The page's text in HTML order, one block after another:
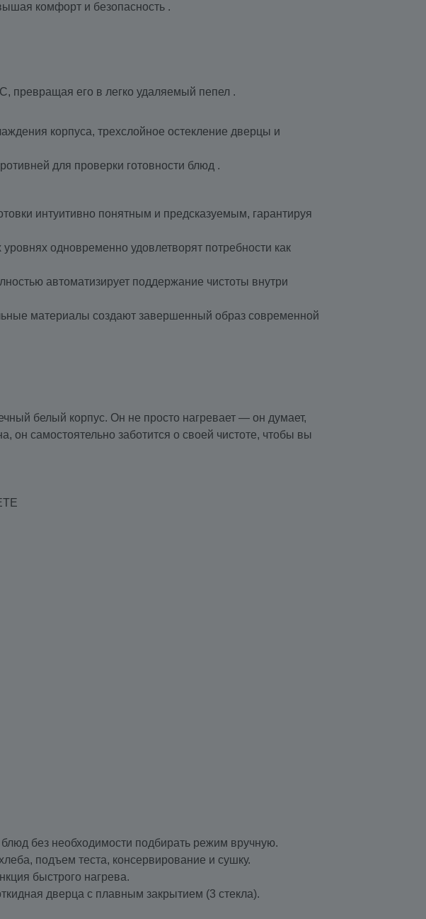
комфорт и безопасность .
превращая его в легко удаляемый пепел .
корпуса, трехслойное остекление дверцы и
для проверки готовности блюд .
интуитивно понятным и предсказуемым, гарантируя
одновременно удовлетворят потребности как
автоматизирует поддержание чистоты внутри
материалы создают завершенный образ современной
белый корпус. Он не просто нагревает — он думает,
он самостоятельно заботится о своей чистоте, чтобы вы
без необходимости подбирать режим вручную.
подъем теста, консервирование и сушку.
быстрого нагрева.
дверца с плавным закрытием (3 стекла).